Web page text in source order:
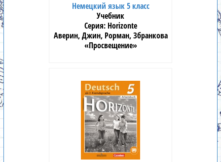
Немецкий язык 5 класс
Учебник
Horizonte
Аверин, Джин, Рорман, Збранкова
«Просвещение»